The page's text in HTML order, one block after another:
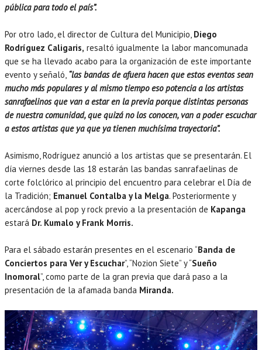
pública para todo el país”.
Por otro lado, el director de Cultura del Municipio, Diego
Rodríguez Caligaris, resaltó igualmente la labor mancomunada
que se ha llevado acabo para la organización de este importante
evento y señaló, “las bandas de afuera hacen que estos eventos sean
mucho más populares y al mismo tiempo eso potencia a los artistas
sanrafaelinos que van a estar en la previa porque distintas personas
de nuestra comunidad, que quizá no los conocen, van a poder escuchar
a estos artistas que ya que ya tienen muchísima trayectoria”.
Asimismo, Rodríguez anunció a los artistas que se presentarán. El
día viernes desde las 18 estarán las bandas sanrafaelinas de
corte folclórico al principio del encuentro para celebrar el Día de
la Tradición; Emanuel Contalba y la Melga. Posteriormente y
acercándose al pop y rock previo a la presentación de Kapanga
estará Dr. Kumalo y Frank Morris.
Para el sábado estarán presentes en el escenario “Banda de
Conciertos para Ver y Escuchar”, “Nozion Siete” y “Sueño
Inomoral”, como parte de la gran previa que dará paso a la
presentación de la afamada banda Miranda.